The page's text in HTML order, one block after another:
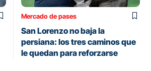
Mercado de pases
San Lorenzo no baja la
persiana: los tres caminos que
le quedan para reforzarse